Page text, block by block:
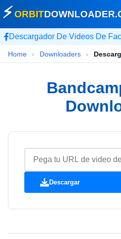
⚡ORBITDOWNLOADER
Descargador De Videos De
Home › Downloaders ›
Descargar